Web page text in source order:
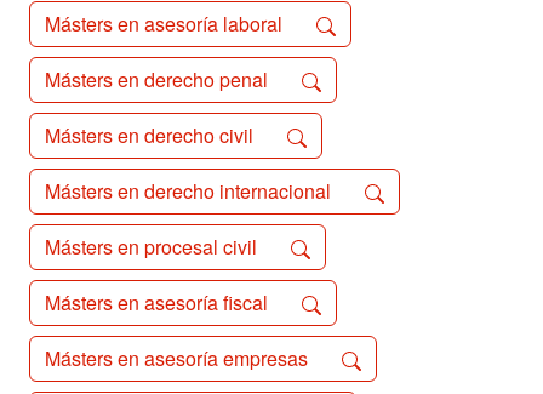
Másters en asesoría laboral
Másters en derecho penal
Másters en derecho civil
Másters en derecho internacional
Másters en procesal civil
Másters en asesoría fiscal
Másters en asesoría empresas